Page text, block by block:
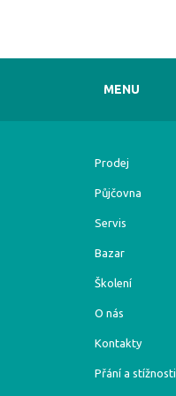
MENU
Prodej
Půjčovna
Servis
Bazar
Školení
O nás
Kontakty
Přání a stížnosti